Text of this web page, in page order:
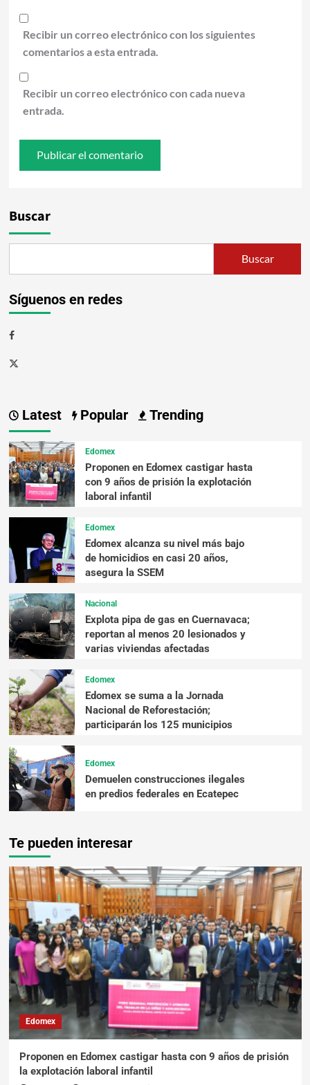
Recibir un correo electrónico con los siguientes
comentarios a esta entrada.
Recibir un correo electrónico con cada nueva
entrada.
Buscar
Buscar
Síguenos en redes
Latest Popular Trending
Edomex
Proponen en Edomex castigar hasta
con 9 años de prisión la explotación
laboral infantil
Edomex
Edomex alcanza su nivel más bajo
de homicidios en casi 20 años,
asegura la SSEM
Nacional
Explota pipa de gas en Cuernavaca;
reportan al menos 20 lesionados y
varias viviendas afectadas
Edomex
Edomex se suma a la Jornada
Nacional de Reforestación;
participarán los 125 municipios
Edomex
Demuelen construcciones ilegales
en predios federales en Ecatepec
Te pueden interesar
Edomex
Proponen en Edomex castigar hasta con 9 años de prisión
la explotación laboral infantil